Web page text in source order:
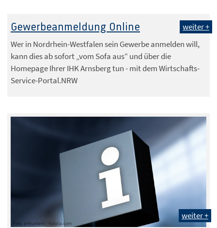
weiter +
Gewerbeanmeldung Online
Wer in Nordrhein-Westfalen sein Gewerbe anmelden will,
kann dies ab sofort „vom Sofa aus“ und über die
Homepage Ihrer IHK Arnsberg tun - mit dem Wirtschafts-
Service-Portal.NRW
Foto: arthurdent / Fotolia.com
weiter +